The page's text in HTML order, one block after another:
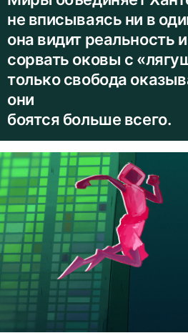
не вписываясь ни в
она видит реальность
сорвать оковы с
только свобода
они
боятся больше всего.